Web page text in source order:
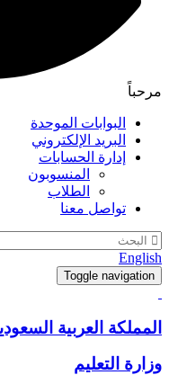
مرحباً
البوابات الموحدة
البريد الإلكتروني
إدارة الحسابات
المنسوبون
الطلاب
تواصل معنا
English
Toggle navigation
المملكة العربية
وزارة التعليم